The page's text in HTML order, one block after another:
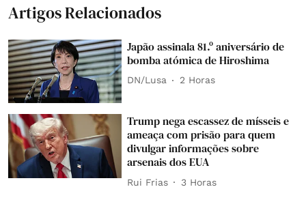
Artigos Relacionados
Japão assinala 81.º aniversário de
bomba atómica de Hiroshima
DN/Lusa 2 Horas
Trump nega escassez de mísseis e
ameaça com prisão para quem
divulgar informações sobre
arsenais dos EUA
Rui Frias 3 Horas